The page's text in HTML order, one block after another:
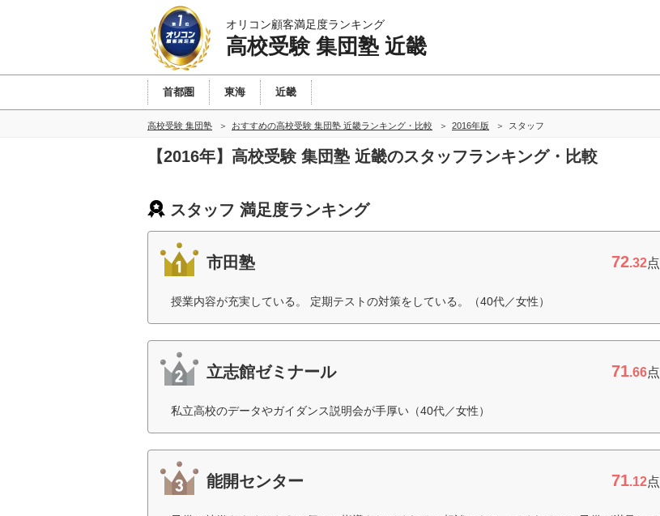
オリコン顧客満足度ランキング
高校受験 集団塾 近畿
首都圏 東海 近畿
高校受験 集団塾 おすすめの高校受験 集団塾 近畿ランキング・比較 2016年版 スタッフ
【2016年】高校受験 集団塾 近畿のスタッフランキング・比較
スタッフ 満足度ランキング
市田塾 72.32点
授業内容が充実している。 定期テストの対策をしている。（40代／女性）
立志館ゼミナール 71.66点
私立高校のデータやガイダンス説明会が手厚い（40代／女性）
能開センター 71.12点